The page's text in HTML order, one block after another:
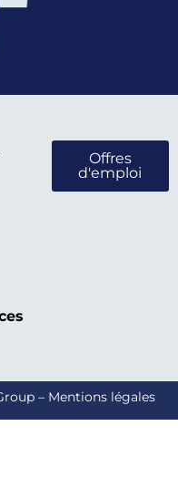
Offres
d'emploi
– Mentions légales